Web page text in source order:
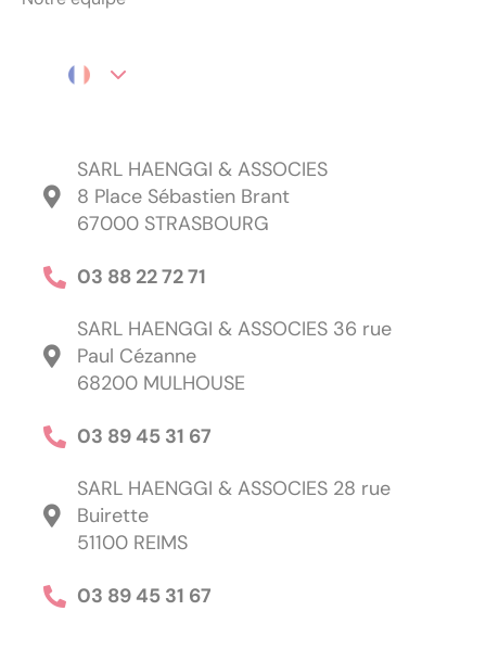
SARL HAENGGI & ASSOCIES
8 Place Sébastien Brant
67000 STRASBOURG
03 88 22 72 71
SARL HAENGGI & ASSOCIES 36 rue
Paul Cézanne
68200 MULHOUSE
03 89 45 31 67
SARL HAENGGI & ASSOCIES 28 rue
Buirette
51100 REIMS
03 89 45 31 67